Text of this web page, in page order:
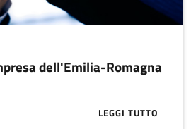
dell'Emilia-Romagna
LEGGI TUTTO
ABOUT GLI